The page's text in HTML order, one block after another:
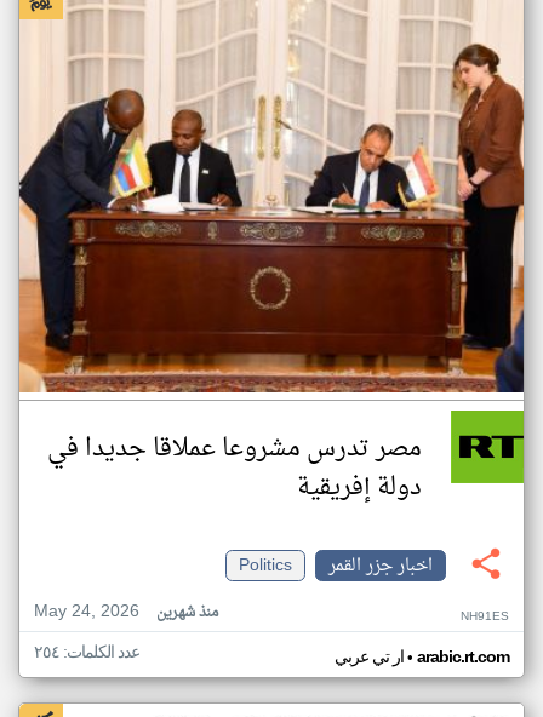
مصر تدرس مشروعا عملاقا جديدا في
دولة إفريقية
اخبار جزر القمر
Politics
May 24, 2026
منذ شهرين NH91ES
ار تي عربي• arabic.rt.com عدد الكلمات: ٢٥٤